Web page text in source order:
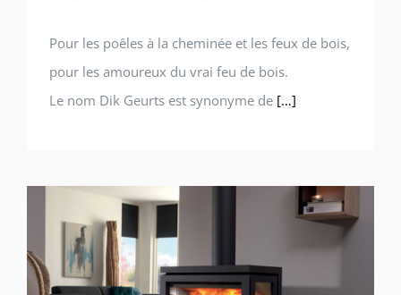
Pour les poêles à la cheminée et les feux de bois,
pour les amoureux du vrai feu de bois.
Le nom Dik Geurts est synonyme de […]